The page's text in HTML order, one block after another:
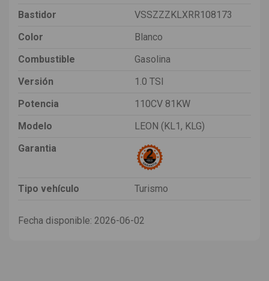
Bastidor
VSSZZZKLXRR108173
Color
Blanco
Combustible
Gasolina
Versión
1.0 TSI
Potencia
110CV 81KW
Modelo
LEON (KL1, KLG)
Garantia
Tipo vehículo Turismo
Fecha disponible: 2026-06-02